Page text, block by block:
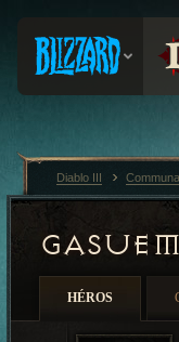
HÉROS
Diablo III